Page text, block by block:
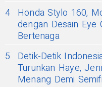
4 Honda Stylo 160,
dengan Desain
Bertenaga
5
Detik-Detik
Turunkan Haye,
Menang Demi